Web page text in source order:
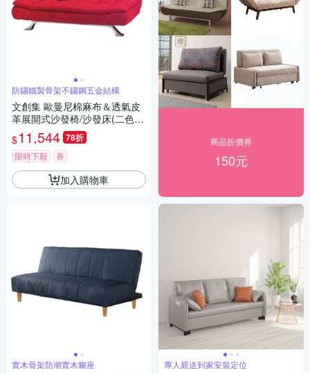
防鏽鐵製骨架不鏽鋼五金結構
文創集 歐曼尼棉麻布＆透氣皮
革展開式沙發椅/沙發床(二色可
選)-183x91x83cm免組
$11,544 78折
限時下殺 券
加入購物車
實木骨架防潮實木腳座
商品折價券
150元
專人親送到家安裝定位